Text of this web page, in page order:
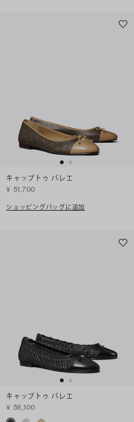
キャップトゥ バレエ
¥ 51,700
ショッピングバッグに追加
キャップトゥ バレエ
¥ 56,100